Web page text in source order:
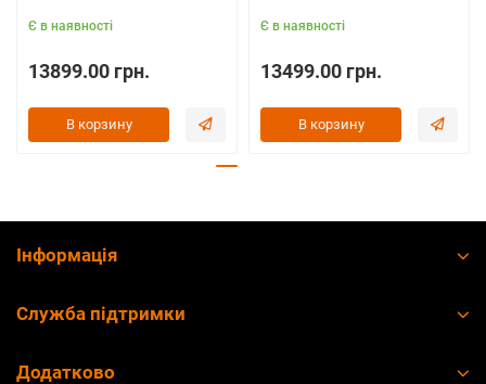
Є в наявності
13899.00 грн.
В корзину
Є в наявності
13499.00 грн.
В корзину
Інформація
Служба підтримки
Додатково